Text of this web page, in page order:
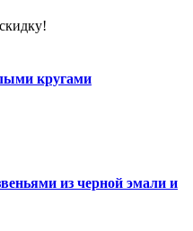
кругами
из черной эмали и